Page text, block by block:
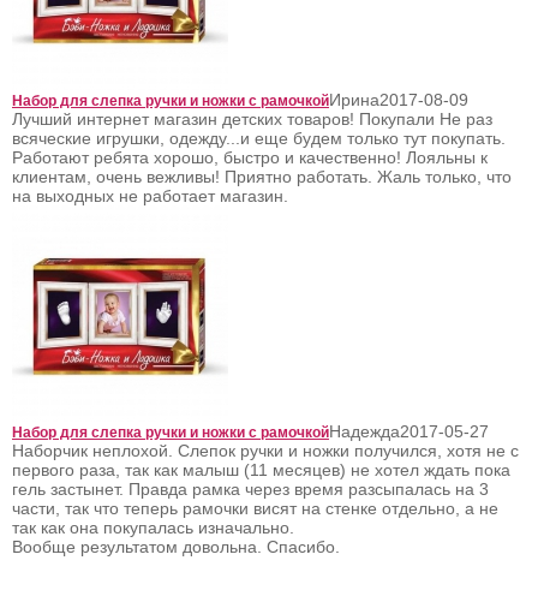
Набор для слепка ручки и ножки с рамочкойИрина2017-08-09
Лучший интернет магазин детских товаров! Покупали Не раз
всяческие игрушки, одежду...и еще будем только тут покупать.
Работают ребята хорошо, быстро и качественно! Лояльны к
клиентам, очень вежливы! Приятно работать. Жаль только, что
на выходных не работает магазин.
Набор для слепка ручки и ножки с рамочкойНадежда2017-05-27
Наборчик неплохой. Слепок ручки и ножки получился, хотя не с
первого раза, так как малыш (11 месяцев) не хотел ждать пока
гель застынет. Правда рамка через время разсыпалась на 3
части, так что теперь рамочки висят на стенке отдельно, а не
так как она покупалась изначально.
Вообще результатом довольна. Спасибо.